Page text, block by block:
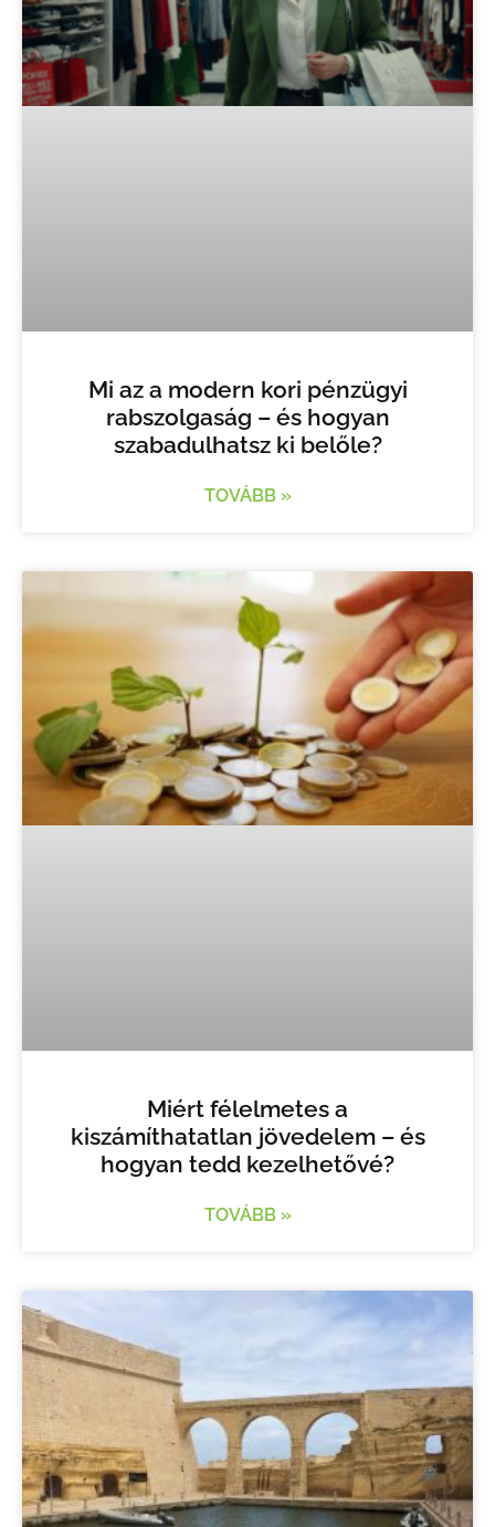
Mi az a modern kori pénzügyi
rabszolgaság – és hogyan
szabadulhatsz ki belőle?
TOVÁBB »
Miért félelmetes a
kiszámíthatatlan jövedelem – és
hogyan tedd kezelhetővé?
TOVÁBB »